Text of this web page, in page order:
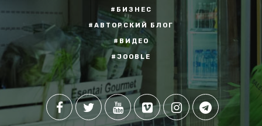
#БИЗНЕС
#АВТОРСКИЙ БЛОГ
#ВИДЕО
#JOOBLE